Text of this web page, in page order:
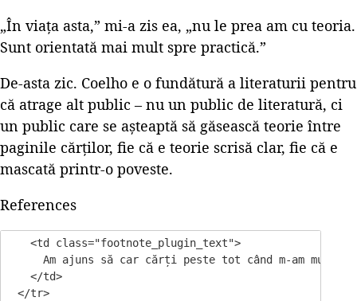
„În viața asta,” mi-a zis ea, „nu le prea am cu teoria.
Sunt orientată mai mult spre practică.”
De-asta zic. Coelho e o fundătură a literaturii pentru
că atrage alt public – nu un public de literatură, ci
un public care se așteaptă să găsească teorie între
paginile cărților, fie că e teorie scrisă clar, fie că e
mascată printr-o poveste.
References
    <td class="footnote_plugin_text">
Am ajuns să car cărți peste tot când m-am mutat
    </td>
  </tr>